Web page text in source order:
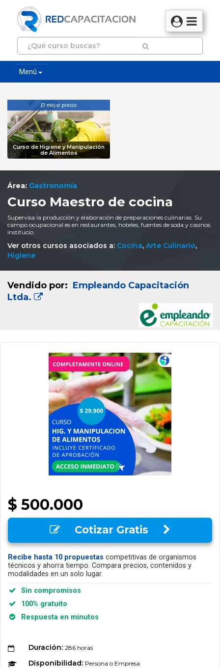
Menú
El mejor precio
Curso de Higiene y Manipulación
de Alimentos
Área: Gastronomía
Curso Maestro de cocina
Supervisa la producción y elaboración de preparaciones culinarias. Su
campo ocupacional es en restaurantes, hoteles, fuentes de soda y casinos
institucio
Ver otros cursos asociados a: Cocina, Arte Culinario,
Higiene
Vendido por: Empleando Capacitación
Ltda.
$ 500.000
Cotizar Gratis
Recibe hasta 10 propuestas competitivas de organismos
técnicos y ahorra tiempo. Compara precios, contenidos y
modalidades en un solo lugar.
Sin compromisos
100% gratuito
Respuesta en minutos
Duración: 286 horas
Disponibilidad: Persona o Empresa